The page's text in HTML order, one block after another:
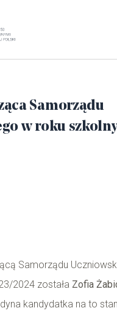
Samorządu
w roku
Samorządu
2024 została Zofia
kandydatka na to